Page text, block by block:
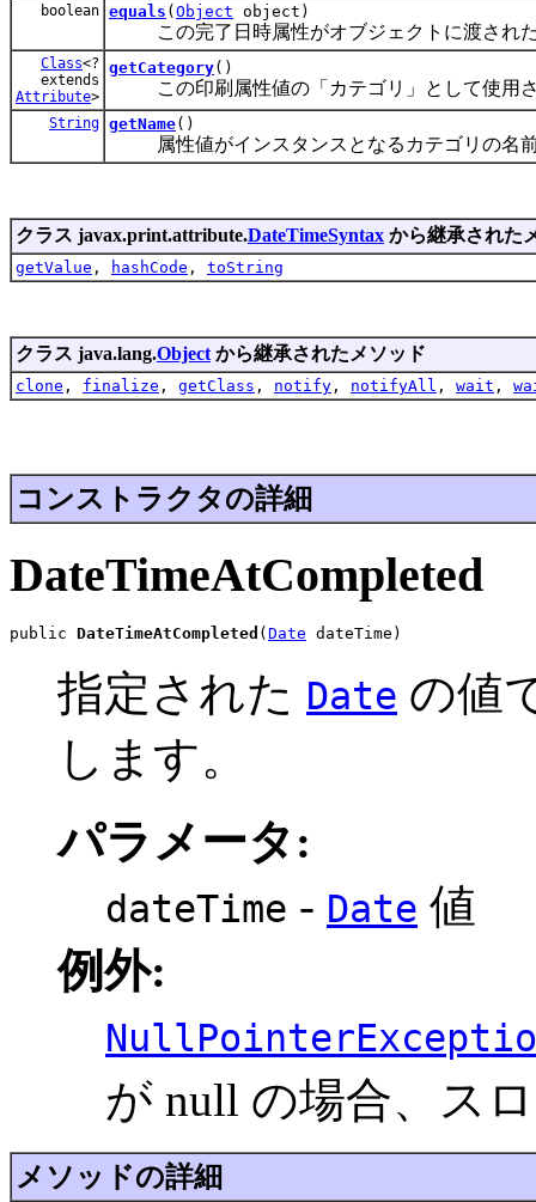
boolean equals ( Object object)
この完了日時属性がオブジェクトに渡された
Class<?
extends
Attribute>
getCategory()
この印刷属性値の「カテゴリ」として使用さ
String getName()
属性値がインスタンスとなるカテゴリの名
クラス javax.print.attribute.DateTimeSyntax から継承された
getValue , hashCode , toString
クラス java.lang.Object から継承されたメソッド
clone , finalize , getClass , notify , notifyAll , wait ,
コンストラクタの詳細
DateTimeAtCompleted
public DateTimeAtCompleted ( Date dateTime)
指定された Date の値
します。
パラメータ:
dateTime - Date 値
例外:
が null の場合、ス
メソッドの詳細